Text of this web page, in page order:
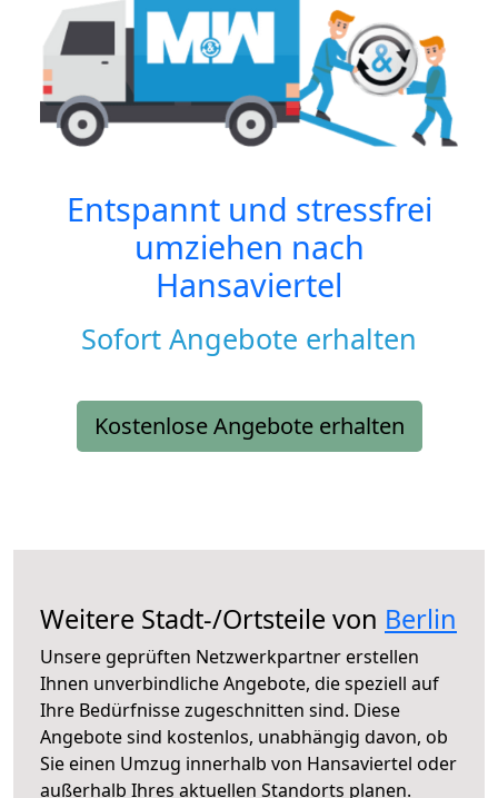
Entspannt und stressfrei
umziehen nach
Hansaviertel
Sofort Angebote erhalten
Kostenlose Angebote erhalten
Weitere Stadt-/Ortsteile von Berlin
Unsere geprüften Netzwerkpartner erstellen
Ihnen unverbindliche Angebote, die speziell auf
Ihre Bedürfnisse zugeschnitten sind. Diese
Angebote sind kostenlos, unabhängig davon, ob
Sie einen Umzug innerhalb von Hansaviertel oder
außerhalb Ihres aktuellen Standorts planen.